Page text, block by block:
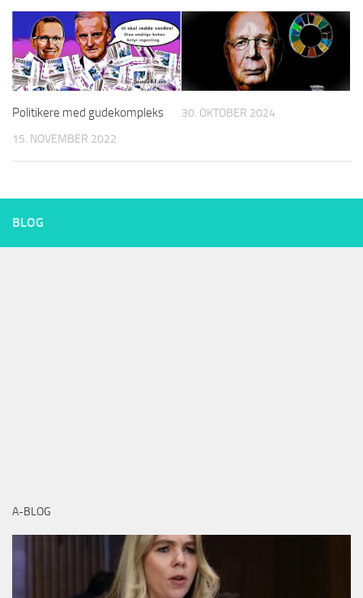
Politikere med gudekompleks
15. NOVEMBER 2022
30. OKTOBER 2024
BLOG
A-BLOG